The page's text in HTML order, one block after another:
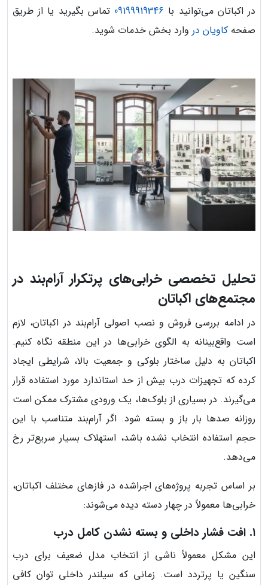
در اکباتان می‌توانید با 09199919346 تماس بگیرید یا از طریق
صفحه کاویان در وارد بخش خدمات شوید.
تحلیل تخصصی خرابی‌های پرتکرار آرام‌بند در
مجتمع‌های اکباتان
در ادامه بررسی فروش و نصب اصولی آرام‌بند در اکباتان، لازم
است واقع‌بینانه به الگوی خرابی‌ها در این منطقه نگاه کنیم.
اکباتان به دلیل ساختار بلوکی و جمعیت بالا، شرایطی ایجاد
کرده که تجهیزات درب بیش از حد استاندارد مورد استفاده قرار
می‌گیرند. در بسیاری از بلوک‌ها، یک ورودی مشترک ممکن است
روزانه صدها بار باز و بسته شود. اگر آرام‌بند متناسب با این
حجم استفاده انتخاب نشده باشد، استهلاک بسیار سریع‌تر رخ
می‌دهد.
بر اساس تجربه پروژه‌های اجراشده در فازهای مختلف اکباتان،
خرابی‌ها معمولاً در چهار دسته دیده می‌شوند:
۱. افت فشار داخلی و بسته نشدن کامل درب
این مشکل معمولاً ناشی از انتخاب مدل ضعیف برای درب
سنگین یا پرتردد است. زمانی که سیلندر داخلی توان کافی